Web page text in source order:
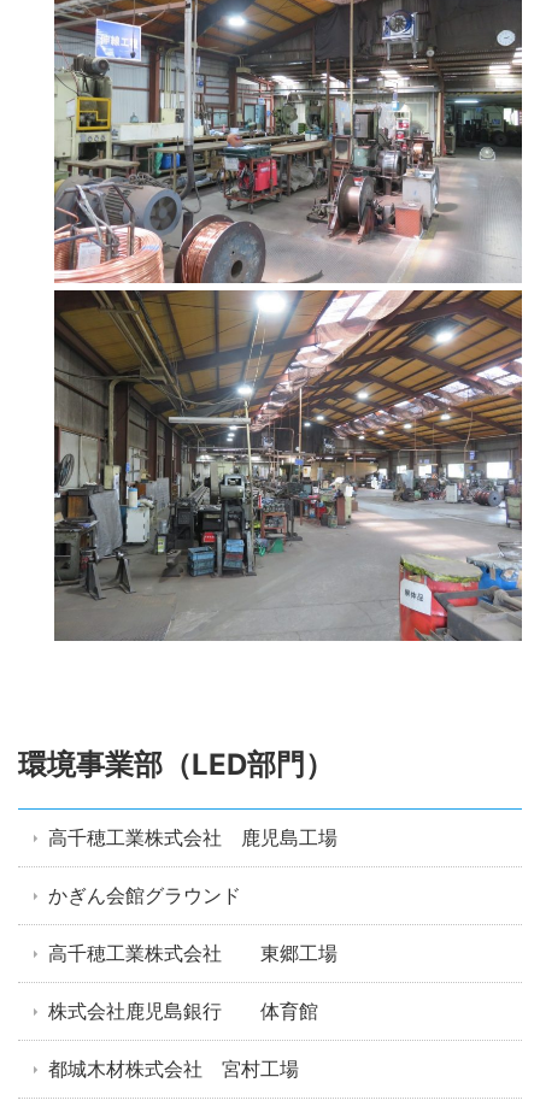
環境事業部（LED部門）
高千穂工業株式会社 鹿児島工場
かぎん会館グラウンド
高千穂工業株式会社 東郷工場
株式会社鹿児島銀行 体育館
都城木材株式会社 宮村工場